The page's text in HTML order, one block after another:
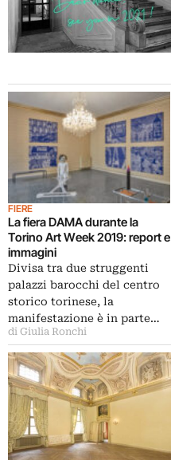
FIERE
La fiera DAMA durante la
Torino Art Week 2019: report e
immagini
Divisa tra due struggenti
palazzi barocchi del centro
storico torinese, la
manifestazione è in parte…
di Giulia Ronchi